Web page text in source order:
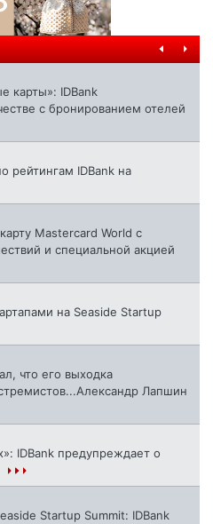
карты»: IDBank
с бронированием отелей
рейтингам IDBank на
Mastercard World с
и специальной акцией
на Seaside Startup
что его выходка
Лапшин
IDBank предупреждает о
Startup Summit: IDBank